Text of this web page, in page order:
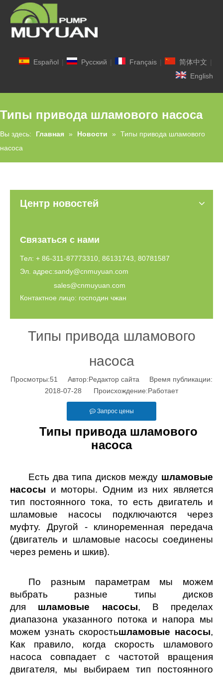
Español | Pусский | Français | 简体中文 |
English
Типы привода шламового насоса
Вы здесь: Главная » Новости »
Типы привода шламового
насоса
Центр новостей
Связаться с нами
Тел: + 86-311-87773310, 86131743, 80781587
Эл. адрес:sandy@cnmuyuan.com
sales@cnmuyuan.com
Контактное лицо: господин чжан
Типы привода шламового
насоса
Просмотры:51
Автор:Pедактор сайта Время публикации:
2018-07-28 Происхождение:Работает
Запрос цены
Типы привода шламового
насоса
Есть два типа дисков между шламовые
насосы и моторы. Одним из них является
тип постоянного тока, то есть двигатель и
шламовые насосы подключаются через
муфту. Другой - клиноременная передача
(двигатель и шламовые насосы соединены
через ремень и шкив).
По разным параметрам мы можем
выбрать разные типы дисков
для шламовые насосы, В пределах
диапазона указанного потока и напора мы
можем узнать скоростьшламовые насосы,
Как правило, когда скорость шламового
насоса совпадает с частотой вращения
двигателя, мы выбираем тип постоянного